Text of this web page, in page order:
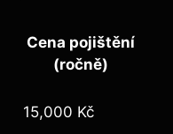
Cena pojištění
(ročně)
15,000 Kč